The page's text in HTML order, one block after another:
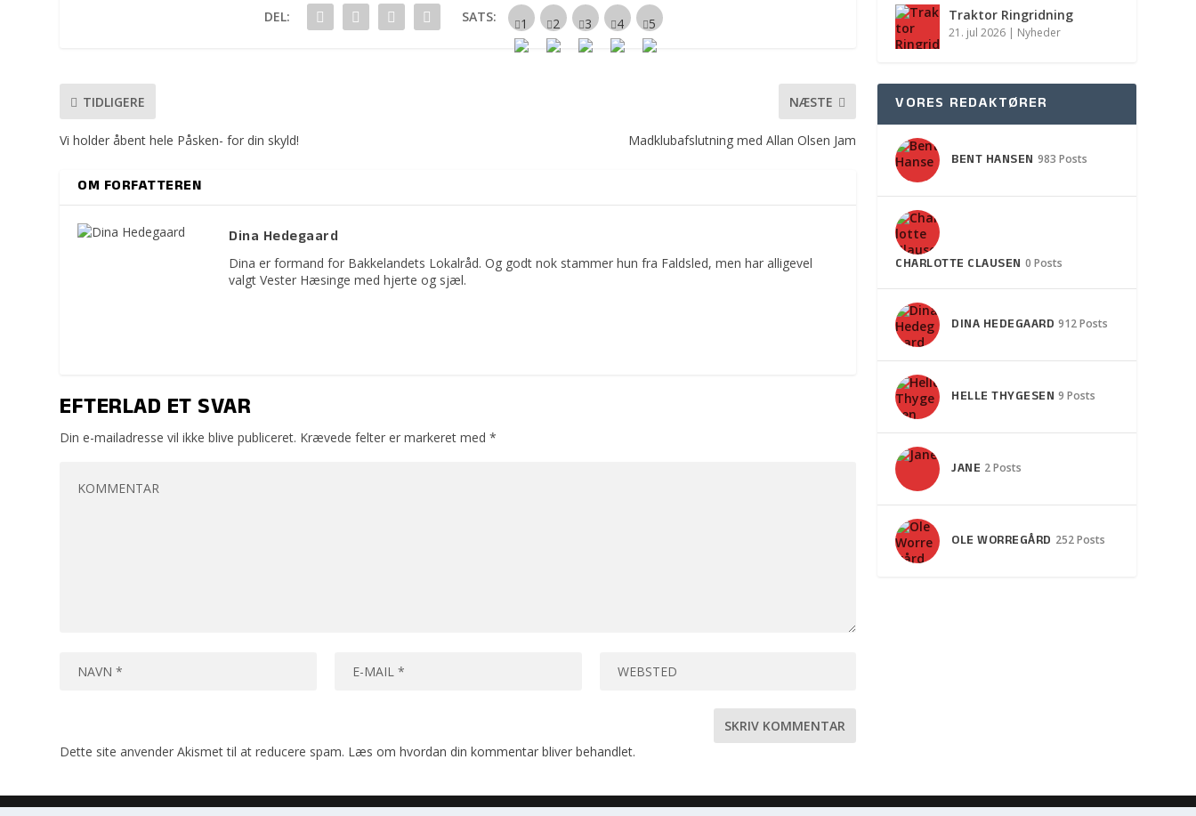
DEL: SATS:
TIDLIGERE
Vi holder åbent hele Påsken- for din skyld!
NÆSTE
Madklubafslutning med Allan Olsen Jam
OM FORFATTEREN
Dina Hedegaard
Dina er formand for Bakkelandets Lokalråd. Og godt nok stammer hun fra Faldsled, men har alligevel
valgt Vester Hæsinge med hjerte og sjæl.
EFTERLAD ET SVAR
Din e-mailadresse vil ikke blive publiceret. Krævede felter er markeret med*
Dette site anvender Akismet til at reducere spam. Læs om hvordan din kommentar bliver behandlet.
Traktor Ringridning
21. jul 2026 | Nyheder
VORES REDAKTØRER
BENT HANSEN 983 Posts
CHARLOTTE CLAUSEN 0 Posts
DINA HEDEGAARD 912 Posts
HELLE THYGESEN 9 Posts
JANE 2 Posts
OLE WORREGÅRD 252 Posts